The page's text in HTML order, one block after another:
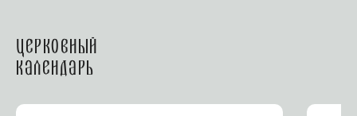
Церковный
календарь